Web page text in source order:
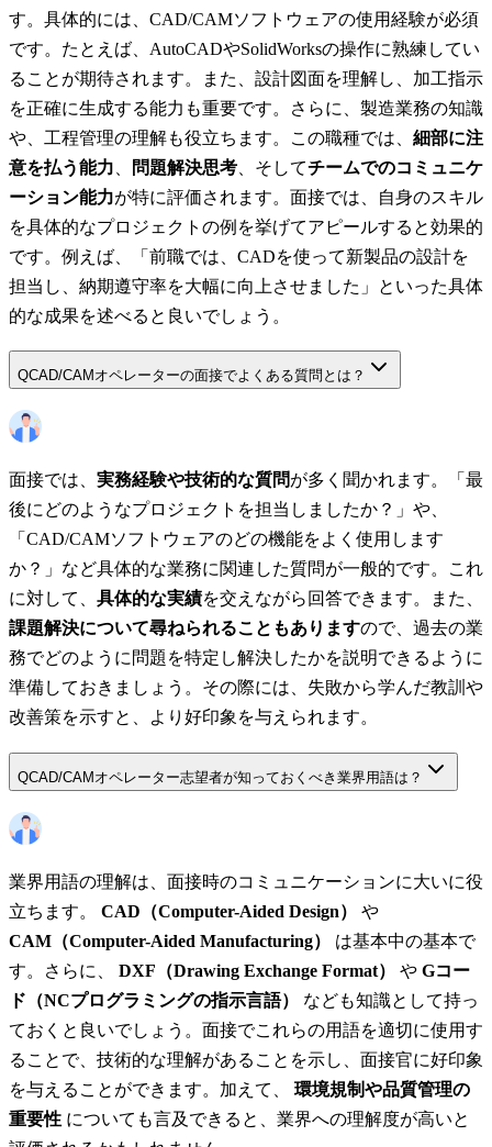
す。具体的には、CAD/CAMソフトウェアの使用経験が必須
です。たとえば、AutoCADやSolidWorksの操作に熟練してい
ることが期待されます。また、設計図面を理解し、加工指示
を正確に生成する能力も重要です。さらに、製造業務の知識
や、工程管理の理解も役立ちます。この職種では、 細部に注
意を払う能力
問題解決思考 、そしてチームでのコミュニケ
ーション能力が特に評価されます。面接では、自身のスキル
を具体的なプロジェクトの例を挙げてアピールすると効果的
です。例えば、「前職では、CADを使って新製品の設計を
担当し、納期遵守率を大幅に向上させました」といった具体
的な成果を述べると良いでしょう。
QCAD/CAMオペレーターの面接でよくある質問とは？
面接では、 実務経験や技術的な質問が多く聞かれます。「最
後にどのようなプロジェクトを担当しましたか？」や、
「CAD/CAMソフトウェアのどの機能をよく使用します
か？」など具体的な業務に関連した質問が一般的です。これ
に対して、 具体的な実績を交えながら回答できます。また、
課題解決について尋ねられることもありますので、過去の業
務でどのように問題を特定し解決したかを説明できるように
準備しておきましょう。その際には、失敗から学んだ教訓や
改善策を示すと、より好印象を与えられます。
QCAD/CAMオペレーター志望者が知っておくべき業界用語は？
業界用語の理解は、面接時のコミュニケーションに大いに役
立ちます。 CAD（Computer-Aided Design）
や
CAM（Computer-Aided Manufacturing）
は基本中の基本で
す。さらに、 DXF（Drawing Exchange Format） や Gコー
ド（NCプログラミングの指示言語）
なども知識として持っ
ておくと良いでしょう。面接でこれらの用語を適切に使用す
ることで、技術的な理解があることを示し、面接官に好印象
を与えることができます。加えて、 環境規制や品質管理の
重要性 についても言及できると、業界への理解度が高いと